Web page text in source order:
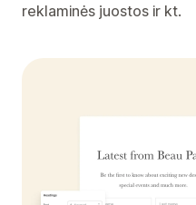
reklaminės juostos ir kt.